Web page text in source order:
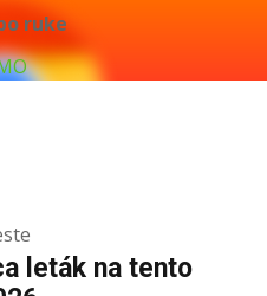
ruke
leták na tento